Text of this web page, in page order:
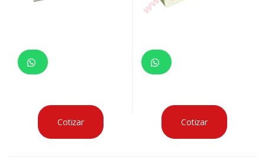
Cotizar Cotizar